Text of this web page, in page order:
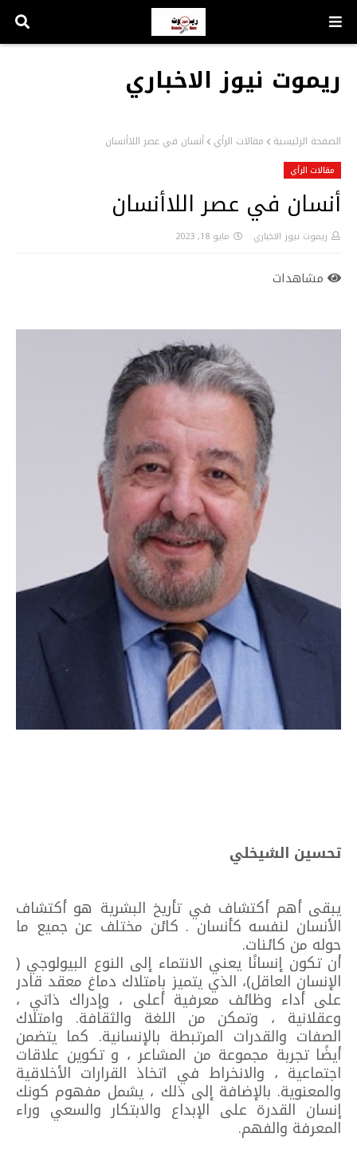
ريموت نيوز الاخباري
الصفحة الرئيسية مقالات الرأي أنسان في عصر اللاأنسان
مقالات الرأي
أنسان في عصر اللاأنسان
ريموت نيوز الاخباري مايو 18, 2023
مشاهدات
تحسين الشيخلي
يبقى أهم أكتشاف في تأريخ البشرية هو أكتشاف
الأنسان لنفسه كأنسان . كائن مختلف عن جميع ما
حوله من كائنات.
أن تكون إنسانًا يعني الانتماء إلى النوع البيولوجي (
الإنسان العاقل)، الذي يتميز بامتلاك دماغ معقد قادر
على أداء وظائف معرفية أعلى ، وإدراك ذاتي ،
وعقلانية ، وتمكن من اللغة والثقافة. وامتلاك
الصفات والقدرات المرتبطة بالإنسانية. كما يتضمن
أيضًا تجربة مجموعة من المشاعر ، و تكوين علاقات
اجتماعية ، والانخراط في اتخاذ القرارات الأخلاقية
والمعنوية. بالإضافة إلى ذلك ، يشمل مفهوم كونك
إنسان القدرة على الإبداع والابتكار والسعي وراء
المعرفة والفهم.